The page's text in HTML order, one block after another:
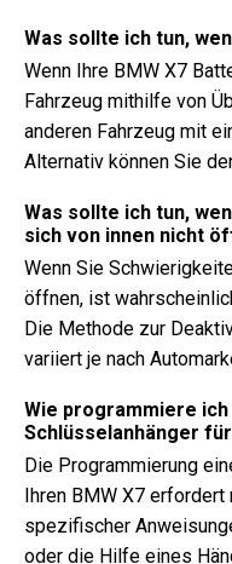
Was sollte ich tun,
Wenn Ihre BMW X7
Fahrzeug mithilfe von
anderen Fahrzeug mit
Alternativ können Sie
Was sollte ich tun,
sich von innen nicht
Wenn Sie
öffnen, ist
Die Methode zur
variiert je nach
Wie programmiere
Schlüsselanhänger
Die Programmierung
Ihren BMW X7
spezifischer
oder die Hilfe eines